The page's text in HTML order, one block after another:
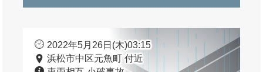
2022年5月26日(木)03:15
浜松市中区元魚町 付近